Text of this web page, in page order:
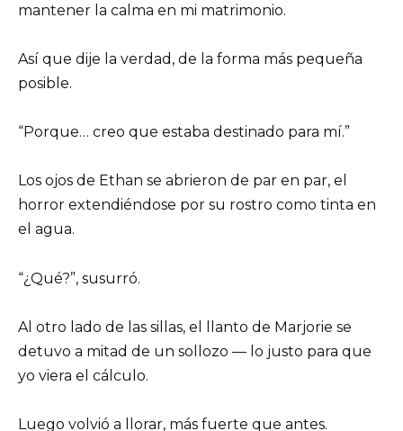
mantener la calma en mi matrimonio.
Así que dije la verdad, de la forma más pequeña
posible.
“Porque… creo que estaba destinado para mí.”
Los ojos de Ethan se abrieron de par en par, el
horror extendiéndose por su rostro como tinta en
el agua.
“¿Qué?”, susurró.
Al otro lado de las sillas, el llanto de Marjorie se
detuvo a mitad de un sollozo — lo justo para que
yo viera el cálculo.
Luego volvió a llorar, más fuerte que antes.